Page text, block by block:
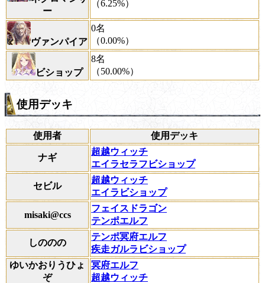
ー
（6.25%）
ヴァンパイア
0名
（0.00%）
ビショップ
8名
（50.00%）
使用デッキ
使用者 使用デッキ
ナギ
超越ウィッチ
エイラセラフビショップ
セビル
超越ウィッチ
エイラビショップ
misaki@ccs
フェイスドラゴン
テンポエルフ
しののの
テンポ冥府エルフ
疾走ガルラビショップ
ゆいかおりうひょ
ぞ
冥府エルフ
超越ウィッチ